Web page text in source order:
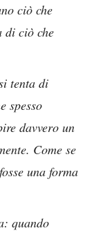
ciò che
di ciò che
tenta di
spesso
davvero un
Come se
una forma
quando